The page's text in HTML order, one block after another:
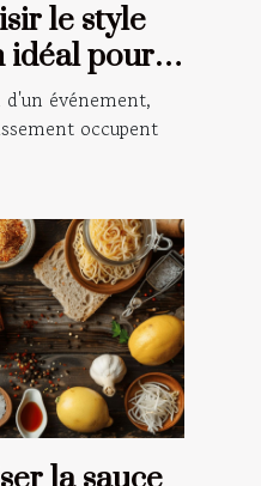
le style
idéal pour
événement,
occupent